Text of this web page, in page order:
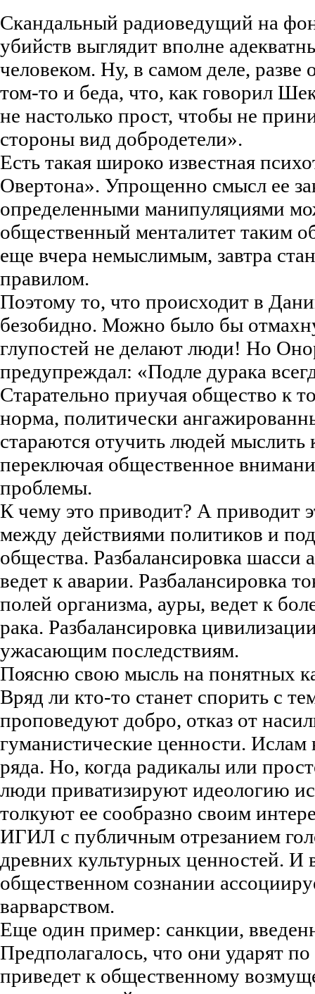
Скандальный радиоведущий на
убийств выглядит вполне
человеком. Ну, в самом деле,
том-то и беда, что, как говорил
не настолько прост, чтобы не
стороны вид добродетели».
Есть такая широко известная
Овертона». Упрощенно смысл ее
определенными манипуляциями
общественный менталитет таким
еще вчера немыслимым, завтра
правилом.
Поэтому то, что происходит в
безобидно. Можно было бы
глупостей не делают люди! Но
предупреждал: «Подле дурака
Старательно приучая общество к
норма, политически
стараются отучить людей мыслить
переключая общественное
проблемы.
К чему это приводит? А приводит
между действиями политиков и
общества. Разбалансировка шасси
ведет к аварии. Разбалансировка
полей организма, ауры, ведет к
рака. Разбалансировка
ужасающим последствиям.
Поясню свою мысль на понятных
Вряд ли кто-то станет спорить с
проповедуют добро, отказ от
гуманистические ценности. Ислам
ряда. Но, когда радикалы или
люди приватизируют идеологию
толкуют ее сообразно своим
ИГИЛ с публичным отрезанием
древних культурных ценностей. И
общественном сознании
варварством.
Еще один пример: санкции,
Предполагалось, что они ударят
приведет к общественному